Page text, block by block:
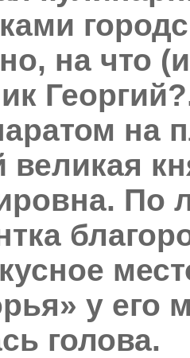
на что
на
великая
По
у его
голова.